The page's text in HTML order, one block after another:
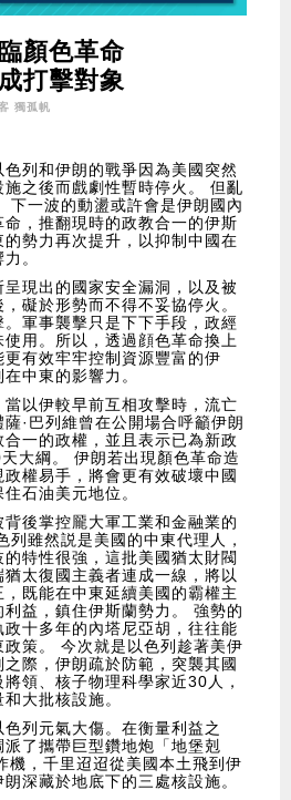
顏色革命
打擊對象
獨孤帆
列和伊朗的戰爭因為美國突然
之後而戲劇性暫時停火。 但亂
下一波的動盪或許會是伊朗國內
，推翻現時的政教合一的伊斯
勢力再次提升，以抑制中國在
。
現出的國家安全漏洞，以及被
礙於形勢而不得不妥協停火。
軍事襲擊只是下下手段，政經
用。所以，透過顔色革命換上
有效牢牢控制資源豐富的伊
中東的影響力。
以伊較早前互相攻擊時，流亡
·巴列維曾在公開場合呼籲伊朗
一的政權，並且表示已為新政
大綱。 伊朗若出現顏色革命造
權易手，將會更有效破壞中國
石油美元地位。
後掌控龎大軍工業和金融業的
列雖然説是美國的中東代理人，
特性很強，這批美國猶太財閥
太復國主義者連成一線，將以
既能在中東延續美國的霸權主
益，鎮住伊斯蘭勢力。 強勢的
十多年的內塔尼亞胡，往往能
策。 今次就是以色列趁著美伊
際，伊朗疏於防範，突襲其國
領、核子物理科學家近30人，
大批核設施。
列元氣大傷。在衡量利益之
了攜帶巨型鑽地炮「地堡剋
機，千里迢迢從美國本土飛到伊
深藏於地底下的三處核設施。